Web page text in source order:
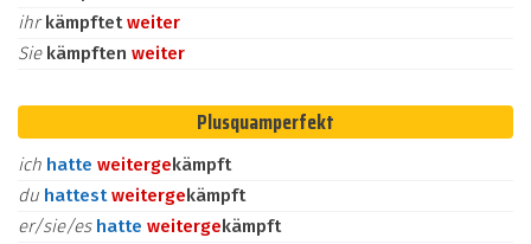
ihrkämpftetweiter
Sie kämpften weiter
Plusquamperfekt
ich hatte weitergekämpft
du hattestweitergekämpft
er/sie/es hatte weitergekämpft